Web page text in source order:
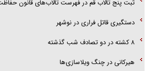
ثبت پنج تالاب قم در فهرست تالاب‌های قانون
دستگیری قاتل فراری در نوشهر
۸ کشته در دو تصادف شب گذشته
هیرکانی در چنگ ویلاسازی‌ها